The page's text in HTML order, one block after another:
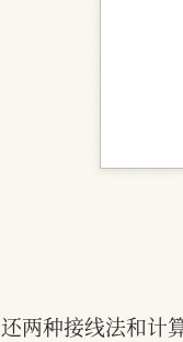
还两种接线法和计